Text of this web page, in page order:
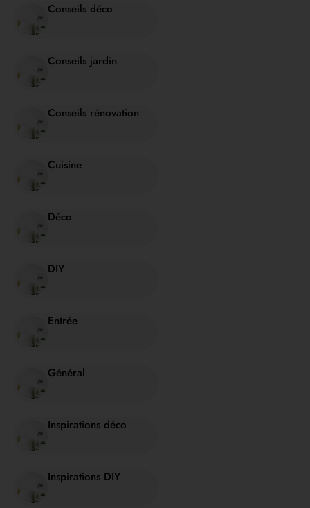
Conseils déco
Conseils jardin
Conseils rénovation
Cuisine
Déco
DIY
Entrée
Général
Inspirations déco
Inspirations DIY